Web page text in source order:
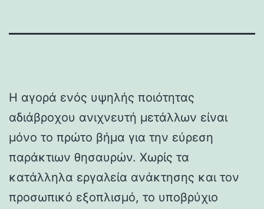
Η αγορά ενός υψηλής ποιότητας
αδιάβροχου ανιχνευτή μετάλλων είναι
μόνο το πρώτο βήμα για την εύρεση
παράκτιων θησαυρών. Χωρίς τα
κατάλληλα εργαλεία ανάκτησης και τον
προσωπικό εξοπλισμό, το υποβρύχιο